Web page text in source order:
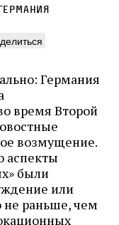
Германия
время Второй
возмущение.
аспекты
были
или
не раньше, чем